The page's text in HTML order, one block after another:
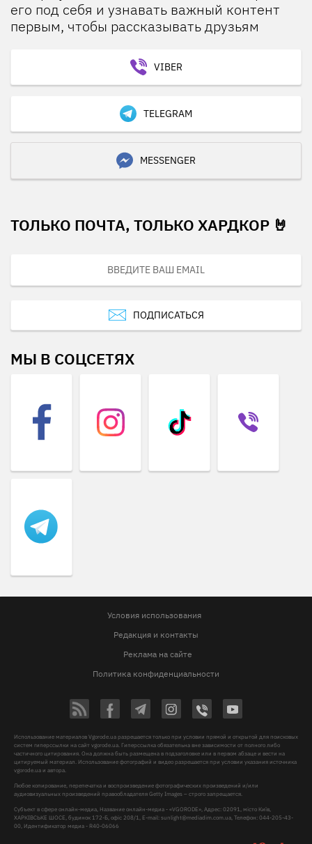
его под себя и узнавать важный контент
первым, чтобы рассказывать друзьям
VIBER
TELEGRAM
MESSENGER
ТОЛЬКО ПОЧТА, ТОЛЬКО ХАРДКОР 🤘
ПОДПИСАТЬСЯ
МЫ В СОЦСЕТЯХ
Условия использования
Редакция и контакты
Реклама на сайте
Политика конфиденциальности
Использование материалов Vgorode.ua разрешается только при условии прямой и открытой для поисковых
систем гиперссылки на сайт vgorode.ua. Гиперссылка обязательна вне зависимости от полного либо
частичного цитирования. Она должна быть размещена в подзаголовке или в первом абзаце и вести на
цитируемый материал. Использование фотографий и видео разрешается при условии указания источника
vgorode.ua и автора.
Любое копирование, перепечатка и воспроизведение фотографических произведений и/или
аудиовизуальных произведений правообладателя Getty Images – строго запрещается.
Субъект в сфере онлайн-медиа, Название онлайн-медиа - «VGORODE», Адрес: 02091, місто Київ,
ХАРКІВСЬКЕ ШОСЕ, будинок 172-Б, офіс 208/1, E-mail:sunlight@mediadim.com.ua , Телефон: 044-205-43-
00, Идентификатор медиа - R40-06066